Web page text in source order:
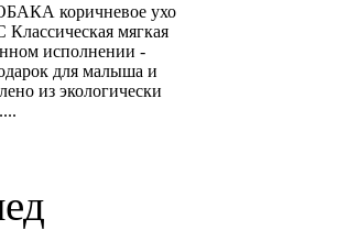
коричневое ухо
Классическая мягкая
исполнении -
для малыша и
из экологически